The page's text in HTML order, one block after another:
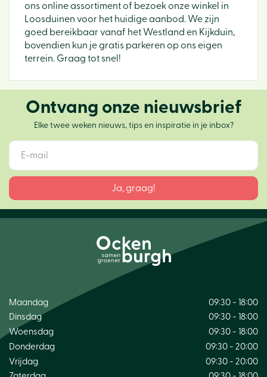
ons online assortiment of bezoek onze winkel in
Loosduinen voor het huidige aanbod. We zijn
goed bereikbaar vanaf het Westland en Kijkduin,
bovendien kun je gratis parkeren op ons eigen
terrein. Graag tot snel!
Ontvang onze nieuwsbrief
Elke twee weken nieuws, tips en inspiratie in je inbox?
Maandag
09:30 - 18:00
Dinsdag
09:30 - 18:00
Woensdag
09:30 - 18:00
Donderdag
09:30 - 20:00
Vrijdag
09:30 - 20:00